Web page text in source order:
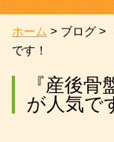
ホーム > ブログ >
です！
『産後
が人気で